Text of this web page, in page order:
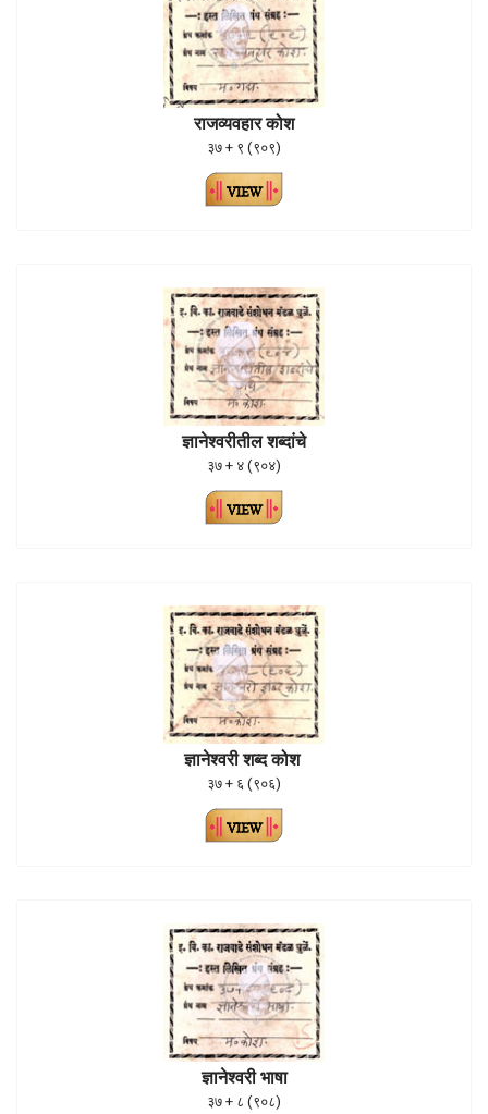
राजव्यवहार कोश
३७ + ९ (९०९)
ज्ञानेश्वरीतील शब्दांचे
३७ + ४ (९०४)
ज्ञानेश्वरी शब्द कोश
३७ + ६ (९०६)
ज्ञानेश्वरी भाषा
३७ + ८ (९०८)